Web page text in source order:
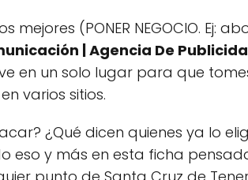
mejores (PONER NEGOCIO. Ej:
| Agencia De
en un solo lugar para que
varios sitios.
¿Qué dicen quienes ya lo
eso y más en esta ficha